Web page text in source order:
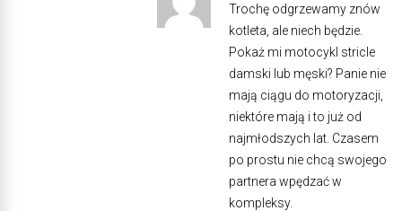
Trochę odgrzewamy znów
kotleta, ale niech będzie.
Pokaż mi motocykl stricle
damski lub męski? Panie nie
mają ciągu do motoryzacji,
niektóre mają i to już od
najmłodszych lat. Czasem
po prostu nie chcą swojego
partnera wpędzać w
kompleksy.